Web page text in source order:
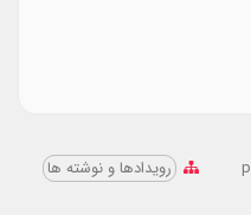
رویدادها و نوشته ها